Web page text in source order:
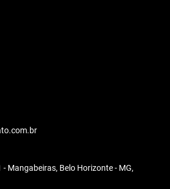
Mangabeiras, Belo Horizonte - MG,